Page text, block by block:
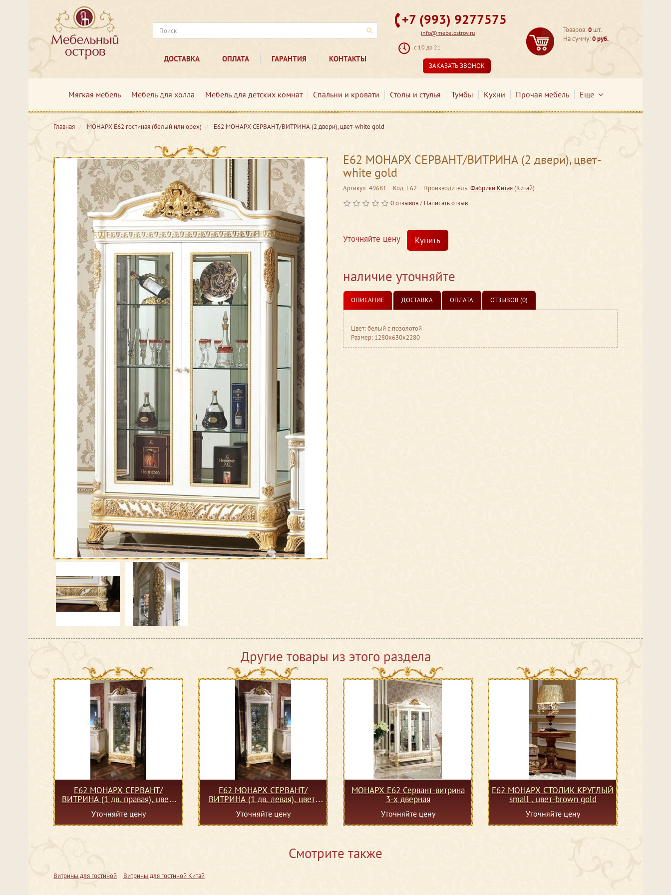
ДОСТАВКА ОПЛАТА ГАРАНТИЯ КОНТАКТЫ
+7 (993) 9277575
info@mebelostrov.ru
с 10 до 21
ЗАКАЗАТЬ ЗВОНОК
Товаров:0 шт.
На сумму:0 руб.
Мягкая мебель Мебель для холла Мебель для детских комнат Спальни и кровати Столы и стулья Тумбы Кухни Прочая мебель Еще
Главная МОНАРХ Е62 гостиная (белый или орех) Е62 МОНАРХ СЕРВАНТ/ВИТРИНА (2 двери), цвет-white gold
Е62 МОНАРХ СЕРВАНТ/ВИТРИНА (2 двери), цвет-
white gold
Артикул: 49681 Код: Е62 Производитель:Фабрики Китая(Китай)
0 отзывов/ Написать отзыв
Уточняйте цену Купить
наличие уточняйте
ОПИСАНИЕ ДОСТАВКА ОПЛАТА ОТЗЫВОВ (0)
Цвет: белый с позолотой
Размер: 1280x630x2280
Другие товары из этого раздела
Е62 МОНАРХ СЕРВАНТ/
ВИТРИНА (1 дв. правая), цвет-
Уточняйте цену
Е62 МОНАРХ СЕРВАНТ/
ВИТРИНА (1 дв. левая), цвет-
Уточняйте цену
МОНАРХ Е62 Сервант-витрина
3-х дверная
Уточняйте цену
Е62 МОНАРХ СТОЛИК КРУГЛЫЙ
small , цвет-brown gold
Уточняйте цену
Смотрите также
Витрины для гостиной Витрины для гостиной Китай